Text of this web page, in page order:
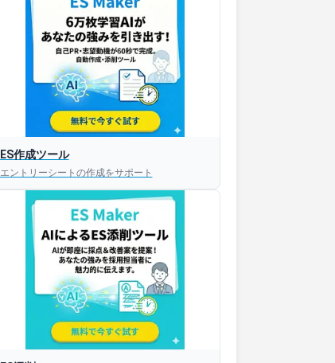
ES作成ツール
エントリーシートの作成をサポート